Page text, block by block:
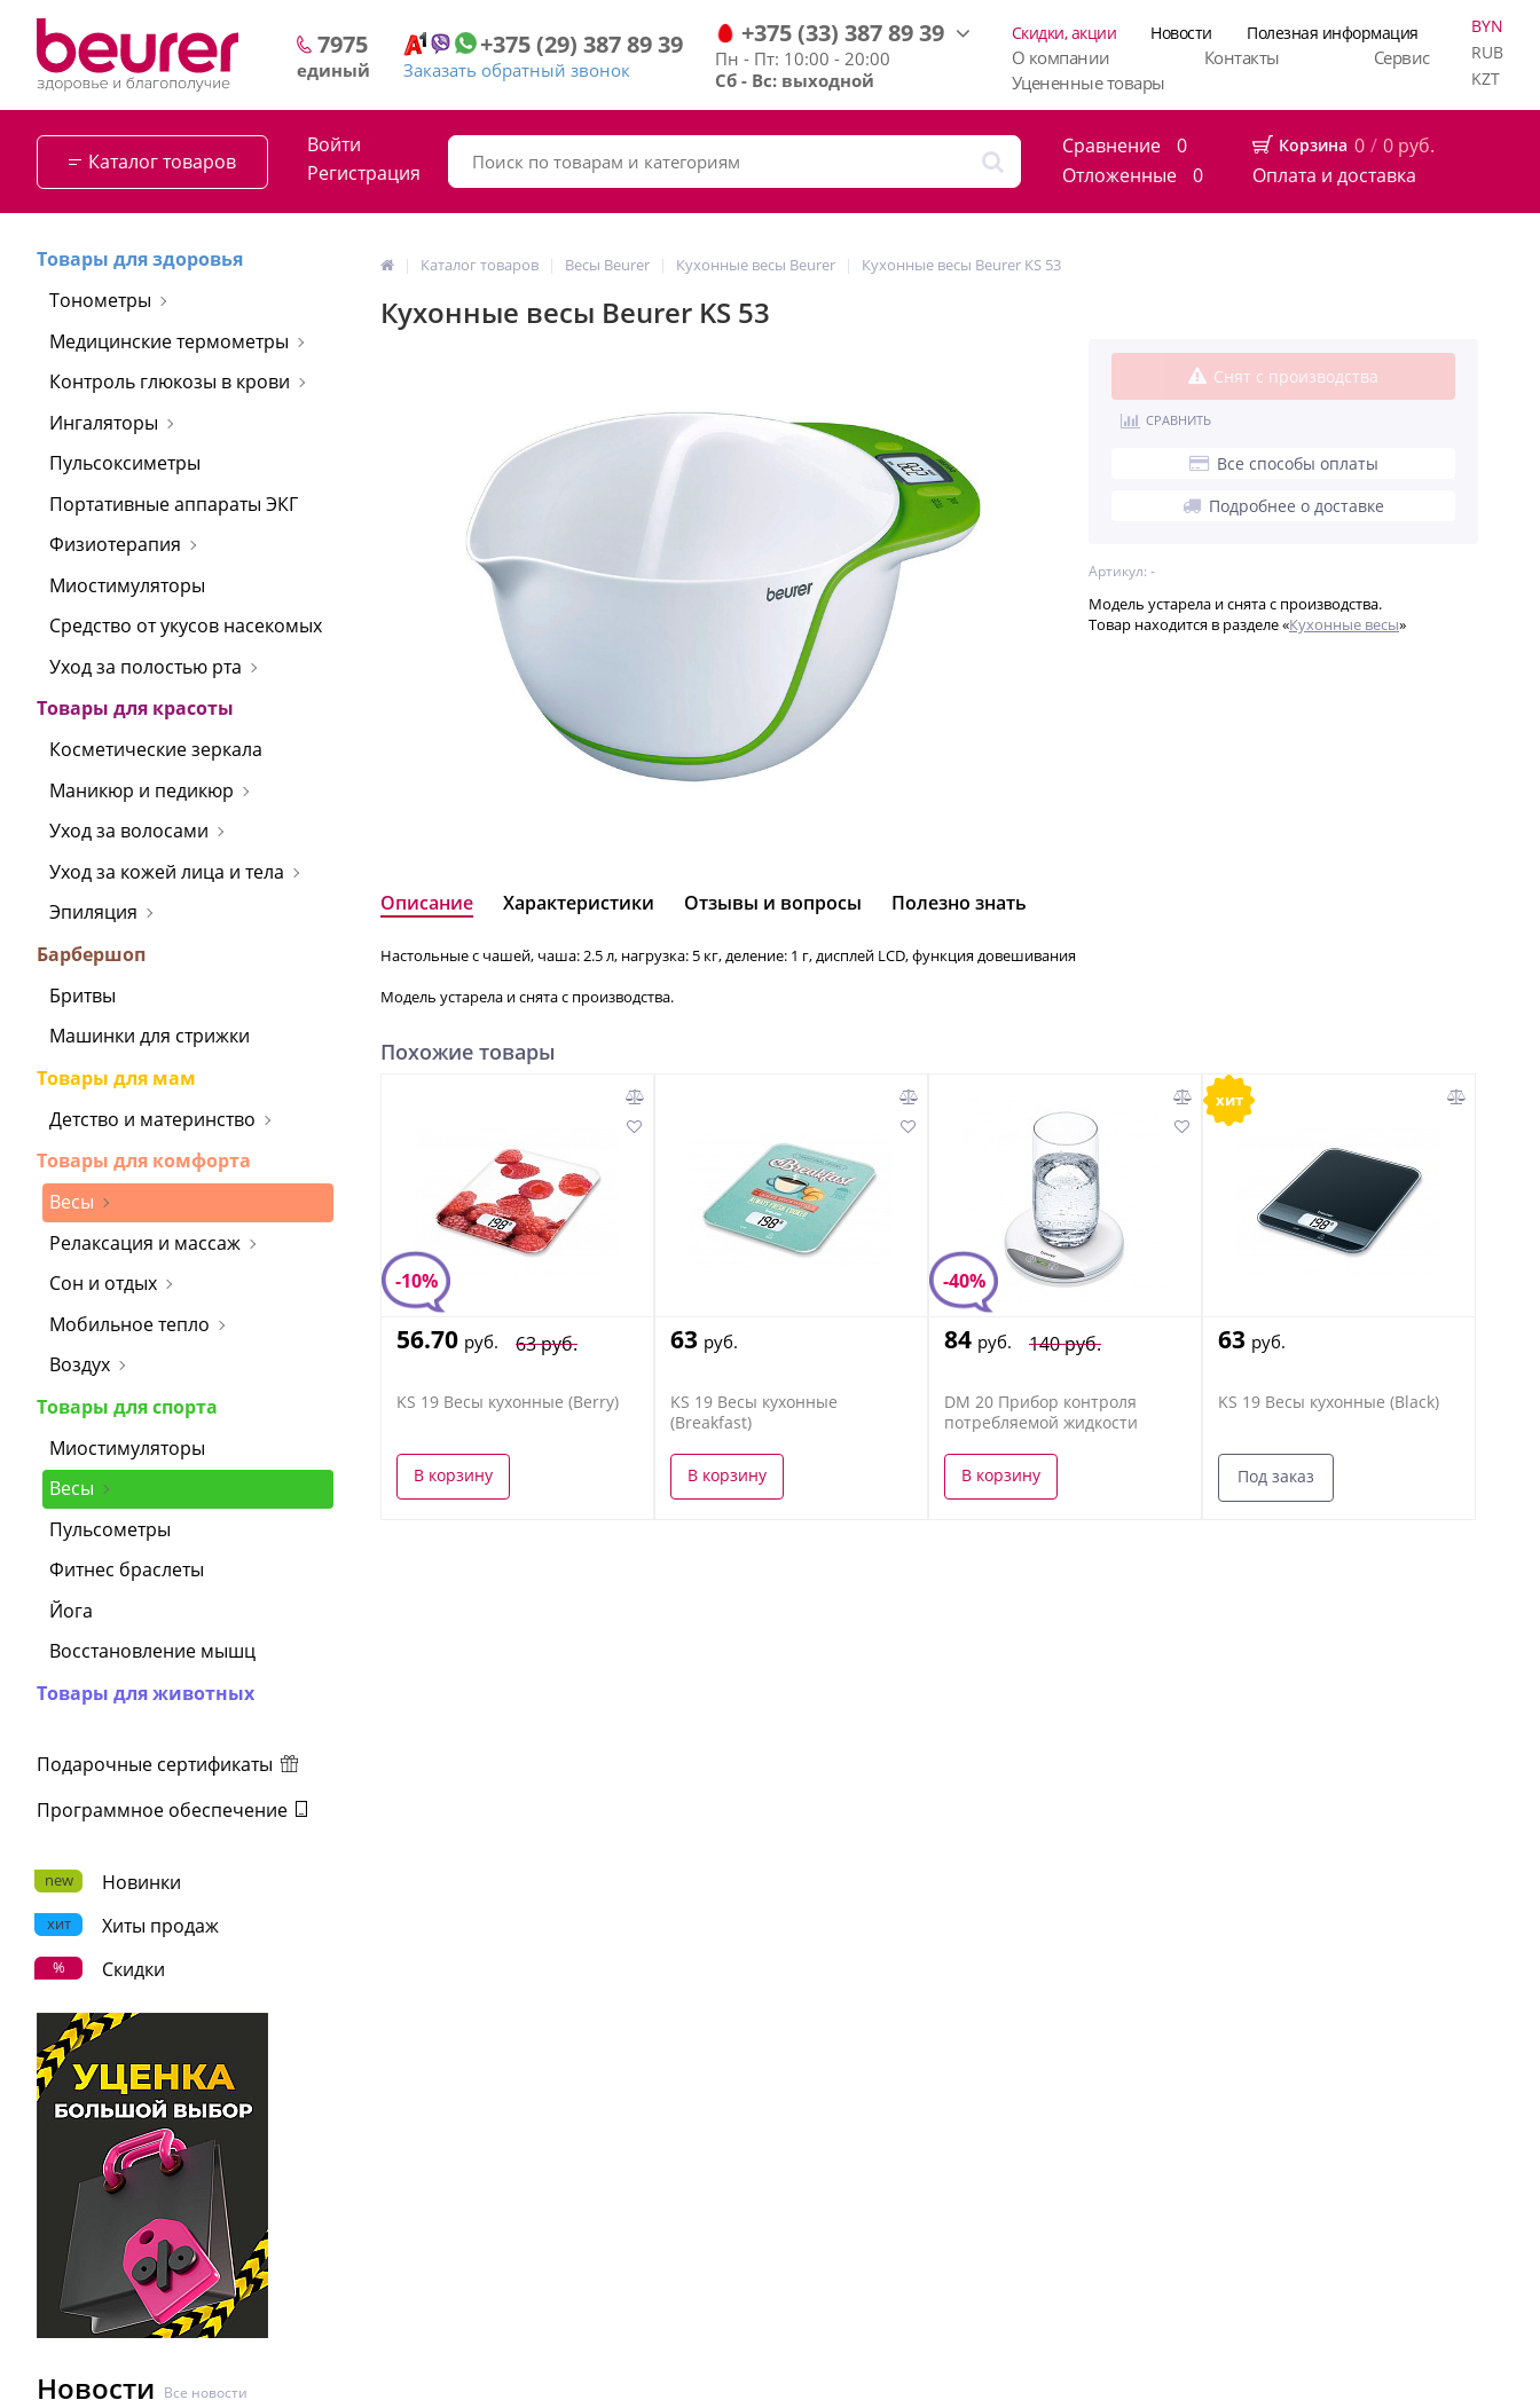
7975
единый
+375(29) 3878939
Заказать обратный звонок
+375(33) 3878939
Пн - Пт: 10:00 - 20:00
Сб - Вс: выходной
Скидки, акции Новости Полезная информация
О компании Контакты
Сервис
Уцененные товары
BYN
RUB
KZT
Каталог товаров
Войти
Регистрация
Сравнение
0
Отложенные
0
Корзина 0 / 0 руб.
Оплата и доставка
Товары для здоровья
Тонометры
Медицинские термометры
Контроль глюкозы в крови
Ингаляторы
Пульсоксиметры
Портативные аппараты ЭКГ
Физиотерапия
Миостимуляторы
Средство от укусов насекомых
Уход за полостью рта
Товары для красоты
Косметические зеркала
Маникюр и педикюр
Уход за волосами
Уход за кожей лица и тела
Эпиляция
Барбершоп
Бритвы
Машинки для стрижки
Товары для мам
Детство и материнство
Товары для комфорта
Весы
Релаксация и массаж
Сон и отдых
Мобильное тепло
Воздух
Товары для спорта
Миостимуляторы
Весы
Пульсометры
Фитнес браслеты
Йога
Восстановление мышц
Товары для животных
Подарочные сертификаты
Программное обеспечение
new Новинки
хит Хиты продаж
% Скидки
Новости Все новости
Каталог товаров Весы Beurer Кухонные весы Beurer Кухонные весы Beurer KS 53
Кухонные весы Beurer KS 53
Артикул: -
Модель устарела и снята с производства.
Товар находится в разделе «Кухонные весы»
Снят с производства
СРАВНИТЬ
Все способы оплаты
Подробнее о доставке
Описание Характеристики Отзывы и вопросы Полезно знать
Настольные с чашей, чаша: 2.5 л, нагрузка: 5 кг, деление: 1 г, дисплей LCD, функция довешивания
Модель устарела и снята с производства.
Похожие товары
-10%
63 руб.
56.70 руб.
KS 19 Весы кухонные (Berry)
В корзину
63 руб.
KS 19 Весы кухонные
(Breakfast)
В корзину
-40%
140 руб.
84 руб.
DM 20 Прибор контроля
потребляемой жидкости
В корзину
хит
63 руб.
KS 19 Весы кухонные (Black)
Под заказ